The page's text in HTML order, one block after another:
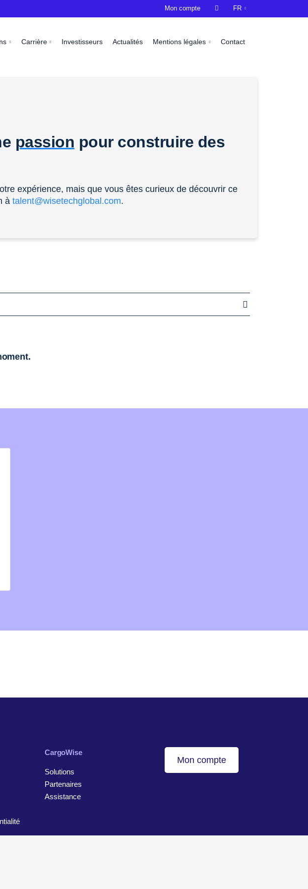
Carrière Investisseurs Actualités Mentions légales Contact
Mon compte  FR
passion pour construire des
expérience, mais que vous êtes curieux de découvrir ce
à talent@wisetechglobal.com.
CargoWise
Solutions
Partenaires
Assistance
Mon compte